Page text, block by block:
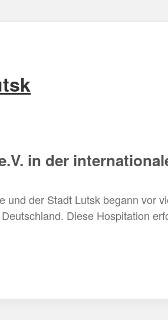
in der
und der Stadt Lutsk begann vor
Diese Hospitation